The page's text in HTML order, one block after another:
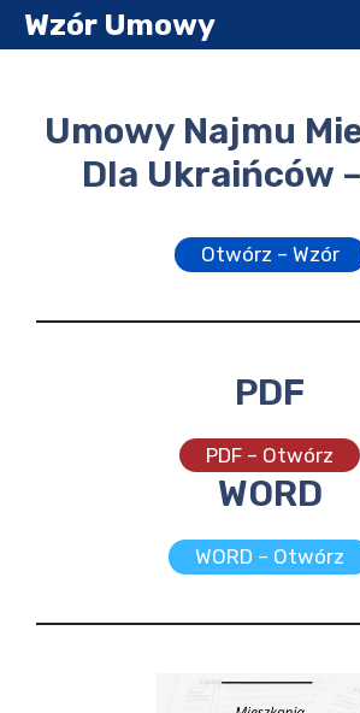
Przejdź
do
Wzór Umowy
Umowy Najmu
Dla Ukraińców
Otwórz – Wzór
PDF
PDF – Otwórz
WORD
WORD – Otwórz